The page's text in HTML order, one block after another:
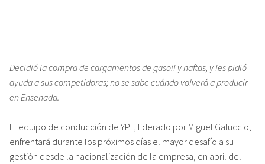
Decidió la compra de cargamentos de gasoil y naftas, y les pidió
ayuda a sus competidoras; no se sabe cuándo volverá a producir
en Ensenada.
El equipo de conducción de YPF, liderado por Miguel Galuccio,
enfrentará durante los próximos días el mayor desafío a su
gestión desde la nacionalización de la empresa, en abril del